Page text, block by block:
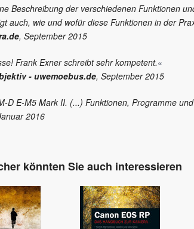
Beschreibung der verschiedenen Funktionen
auch, wie und wofür diese Funktionen in der
, September 2015
Frank Exner schreibt sehr kompetent.«
- uwemoebus.de, September 2015
D E-M5 Mark II. (...) Funktionen, Programme
2016
könnten Sie auch interessieren